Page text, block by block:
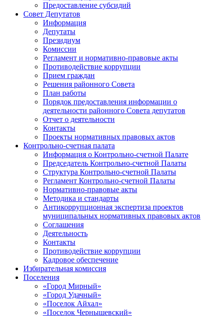
Предоставление субсидий
Совет Депутатов
Информация
Депутаты
Президиум
Комиссии
Регламент и нормативно-правовые акты
Противодействие коррупции
Прием граждан
Решения районного Совета
План работы
Порядок предоставления информации о
деятельности районного Совета депутатов
Отчет о деятельности
Контакты
Проекты нормативных правовых актов
Контрольно-счетная палата
Информация о Контрольно-счетной Палате
Председатель Контрольно-счетной Палаты
Структура Контрольно-счетной Палаты
Регламент Контрольно-счетной Палаты
Нормативно-правовые акты
Методика и стандарты
Антикоррупционная экспертиза проектов
муниципальных нормативных правовых актов
Соглашения
Деятельность
Контакты
Противодействие коррупции
Кадровое обеспечение
Избирательная комиссия
Поселения
«Город Мирный»
«Город Удачный»
«Поселок Айхал»
«Поселок Чернышевский»